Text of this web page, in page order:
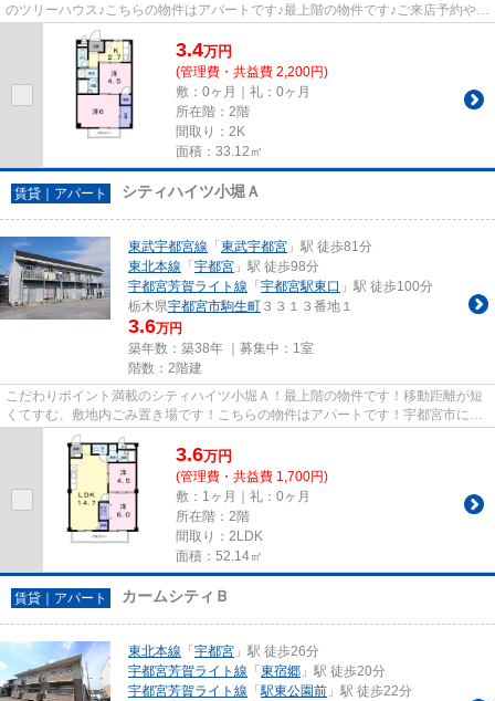
のツリーハウス♪こちらの物件はアパートです♪最上階の物件です♪ご来店予約やご
質問などは028-624-2246か...
3.4万円
(管理費・共益費 2,200円)
敷：0ヶ月｜礼：0ヶ月
所在階：2階
間取り：2K
面積：33.12㎡
賃貸｜アパート シティハイツ小堀Ａ
東武宇都宮線 「 東武宇都宮 」駅 徒歩81分
東北本線 「 宇都宮 」駅 徒歩98分
宇都宮芳賀ライト線 「 宇都宮駅東口 」駅 徒歩100分
栃木県宇都宮市駒生町 ３３１３番地１
3.6万円
築年数：築38年 ｜募集中： 1室
階数：2階建
こだわりポイント満載のシティハイツ小堀Ａ！最上階の物件です！移動距離が短
くてすむ、敷地内ごみ置き場です！こちらの物件はアパートです！宇都宮市に位
置する東武宇都宮線東武宇都...
3.6万円
(管理費・共益費 1,700円)
敷：1ヶ月｜礼：0ヶ月
所在階：2階
間取り：2LDK
面積：52.14㎡
賃貸｜アパート カームシティＢ
東北本線 「 宇都宮 」駅 徒歩26分
宇都宮芳賀ライト線 「 東宿郷 」駅 徒歩20分
宇都宮芳賀ライト線 「駅東公園前 」駅 徒歩22分